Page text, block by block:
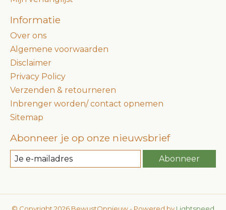
Informatie
Over ons
Algemene voorwaarden
Disclaimer
Privacy Policy
Verzenden & retourneren
Inbrenger worden/ contact opnemen
Sitemap
Abonneer je op onze nieuwsbrief
Abonneer
© Copyright 2026 BewustOpnieuw - Powered by Lightspeed